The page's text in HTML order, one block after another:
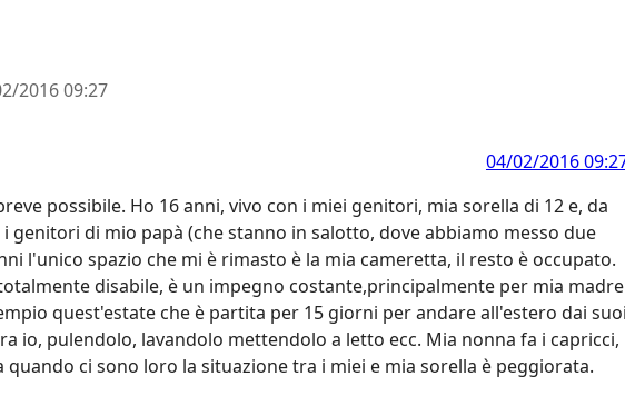
2016 09:27
04/02/2016
possibile. Ho 16 anni, vivo con i miei genitori, mia sorella di 12 e, da
genitori di mio papà (che stanno in salotto, dove abbiamo messo due
l'unico spazio che mi è rimasto è la mia cameretta, il resto è occupato.
disabile, è un impegno costante,principalmente per mia madre
quest'estate che è partita per 15 giorni per andare all'estero dai
io, pulendolo, lavandolo mettendolo a letto ecc. Mia nonna fa i capricci,
quando ci sono loro la situazione tra i miei e mia sorella è peggiorata.